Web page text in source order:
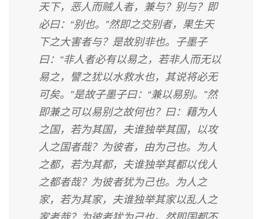
天下，恶人而贼人者，兼与？别与？即
必曰：“别也。”然即之交别者，果生天
下之大害者与？是故别非也。子墨子
曰：“非人者必有以易之，若非人而无以
易之，譬之犹以水救水也，其说将必无
可矣。”是故子墨子曰：“兼以易别。”然
即兼之可以易别之故何也？曰：藉为人
之国，若为其国，夫谁独举其国，以攻
人之国者哉？为彼者，由为己也。为人
之都，若为其都，夫谁独举其都以伐人
之都者哉？为彼者犹为己也。为人之
家，若为其家，夫谁独举其家以乱人之